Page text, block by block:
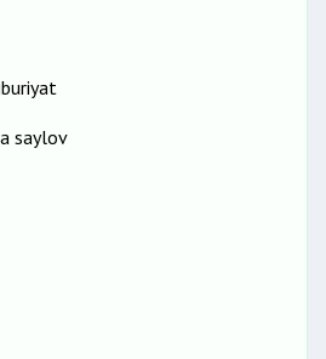
saylov